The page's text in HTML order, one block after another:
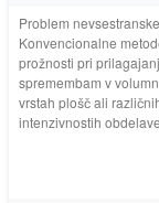
Problem
Konvencionalne
prožnosti pri
spremembam v
vrstah plošč ali
intenzivnostih